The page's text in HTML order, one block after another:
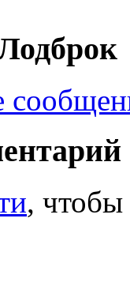
, чтобы